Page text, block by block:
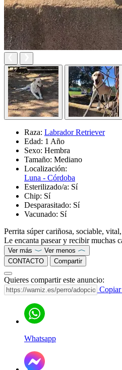
Raza: Labrador Retriever
Edad: 1 Año
Sexo: Hembra
Tamaño: Mediano
Localización:
Luna - Córdoba
Esterilizado/a: Sí
Chip: Sí
Desparasitado: Sí
Vacunado: Sí
Perrita súper cariñosa, sociable,
Le encanta pasear y recibir muchas
Ver más
Ver menos
CONTACTO
Compartir
Quieres compartir este anuncio:
Whatsapp